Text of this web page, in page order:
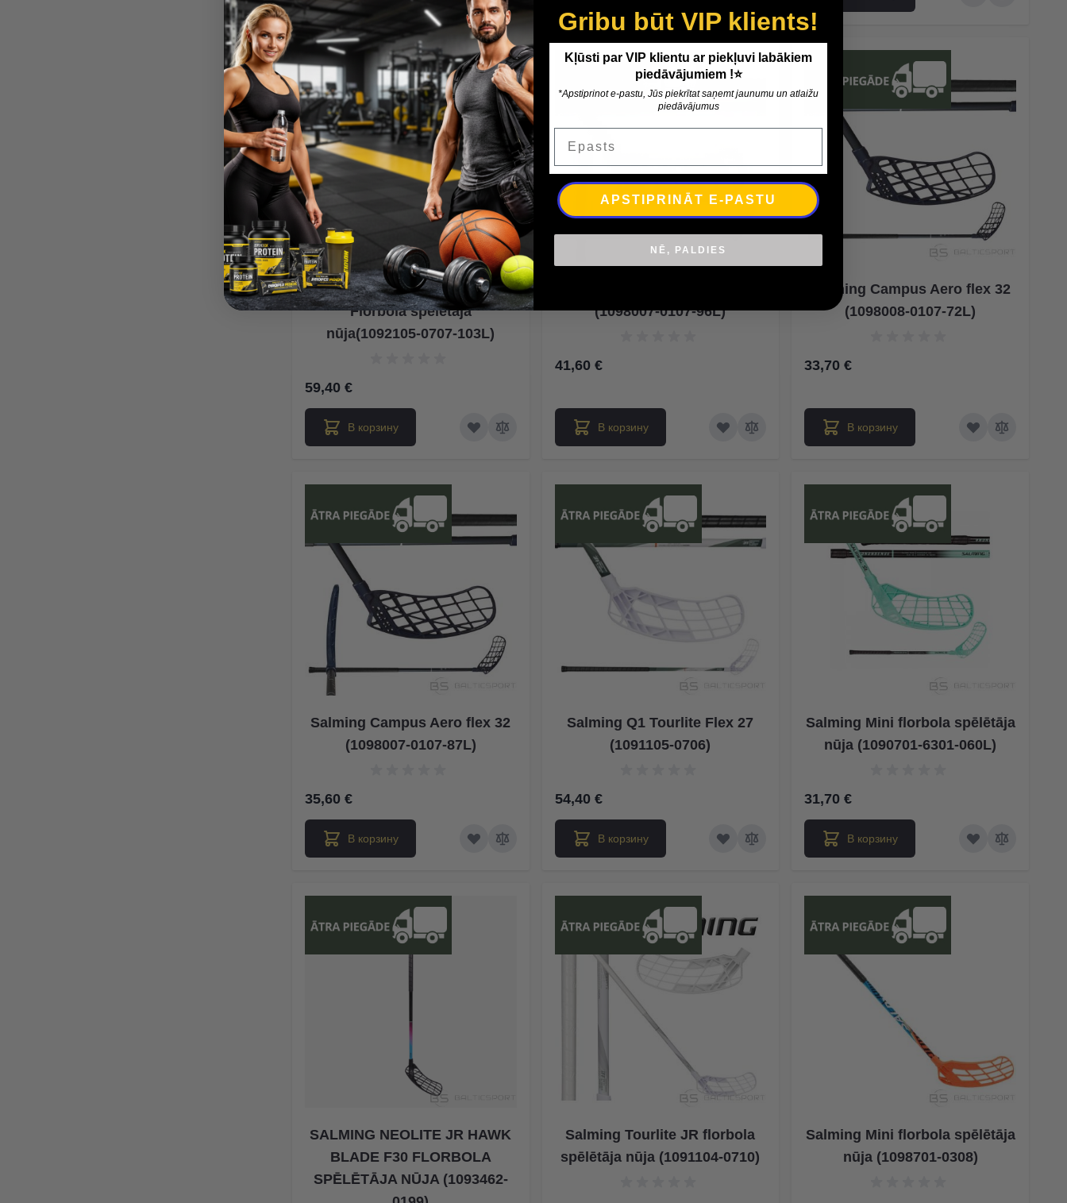
Salming Raven Tourlite flex 27
Florbola spelētāja
nūja(1092105-0707-103L)
59,40 €
В корзину
(1098007-0107-96L)
41,60 €
В корзину
Salming Campus Aero flex 32
(1098008-0107-72L)
33,70 €
В корзину
Salming Campus Aero flex 32
(1098007-0107-87L)
35,60 €
В корзину
Salming Q1 Tourlite Flex 27
(1091105-0706)
54,40 €
В корзину
Salming Mini florbola spēlētāja
nūja (1090701-6301-060L)
31,70 €
В корзину
SALMING NEOLITE JR HAWK
BLADE F30 FLORBOLA
SPĒLĒTĀJA NŪJA (1093462-
Salming Tourlite JR florbola
spēlētāja nūja (1091104-0710)
Salming Mini florbola spēlētāja
nūja (1098701-0308)
Gribu būt VIP klients!
Kļūsti par VIP klientu ar piekļuvi labākiem
piedāvājumiem !⭐
*Apstiprinot e-pastu, Jūs piekrītat saņemt jaunumu un atlaižu
piedāvājumus
APSTIPRINĀT E-PASTU
NĒ, PALDIES